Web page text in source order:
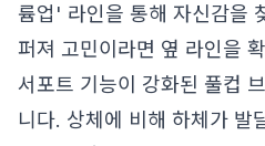
륨업' 라인을 통해 자신감을
퍼져 고민이라면 옆 라인을
서포트 기능이 강화된 풀컵
니다. 상체에 비해 하체가 발